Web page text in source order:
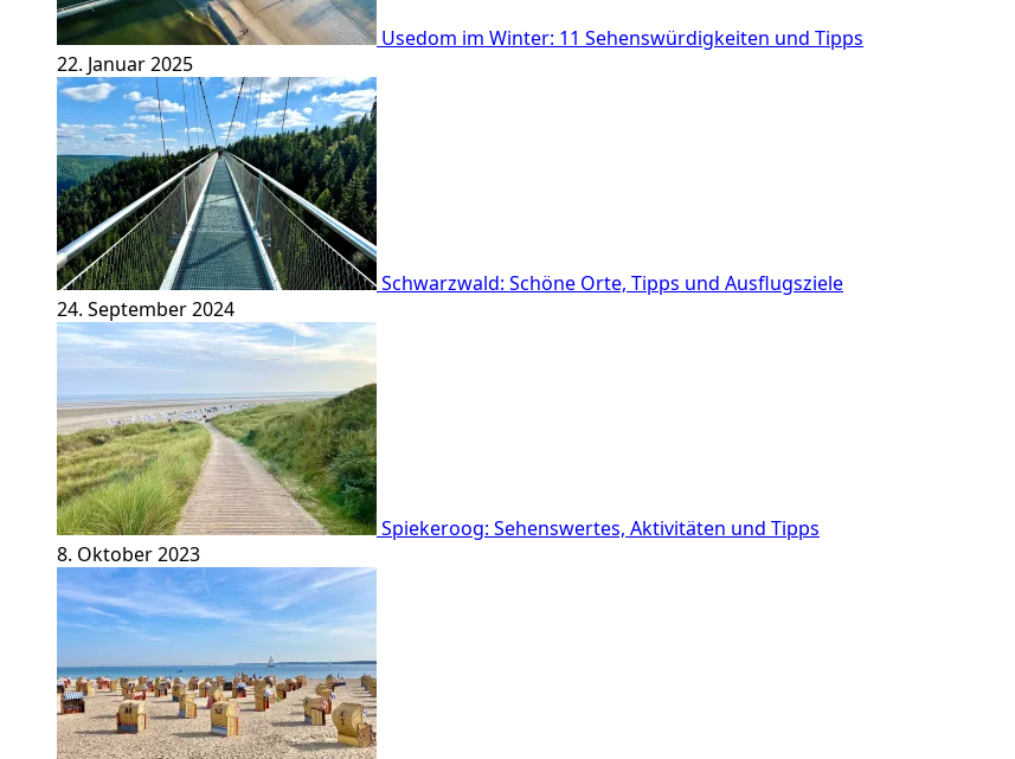
Usedom im Winter: 11 Sehenswürdigkeiten und Tipps
22. Januar 2025
Schwarzwald: Schöne Orte, Tipps und Ausflugsziele
24. September 2024
Spiekeroog: Sehenswertes, Aktivitäten und Tipps
8. Oktober 2023